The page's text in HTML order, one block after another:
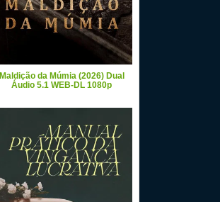
Maldição da Múmia (2026) Dual
Áudio 5.1 WEB-DL 1080p